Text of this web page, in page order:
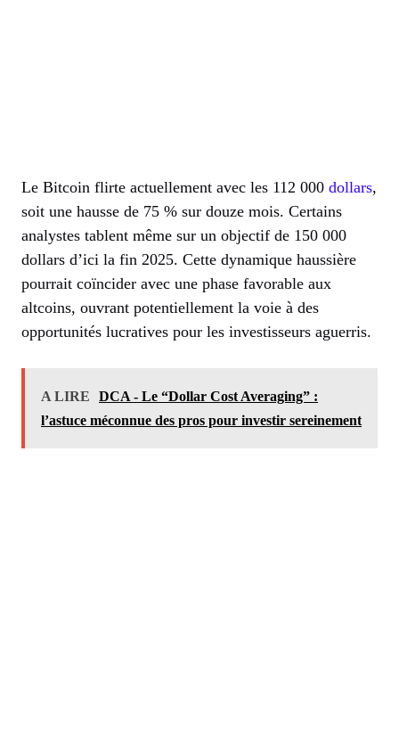
Le Bitcoin flirte actuellement avec les 112 000 dollars,
soit une hausse de 75 % sur douze mois. Certains
analystes tablent même sur un objectif de 150 000
dollars d’ici la fin 2025. Cette dynamique haussière
pourrait coïncider avec une phase favorable aux
altcoins, ouvrant potentiellement la voie à des
opportunités lucratives pour les investisseurs aguerris.
A LIRE
DCA - Le “Dollar Cost Averaging” :
l’astuce méconnue des pros pour investir sereinement